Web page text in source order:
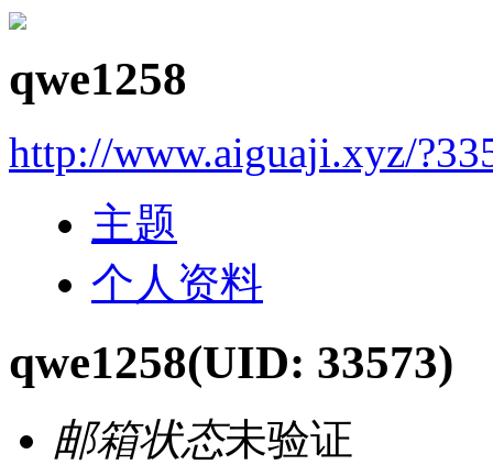
qwe1258
http://www.aiguaji.xyz/
主题
个人资料
qwe1258(UID: 33573)
邮箱状态未验证